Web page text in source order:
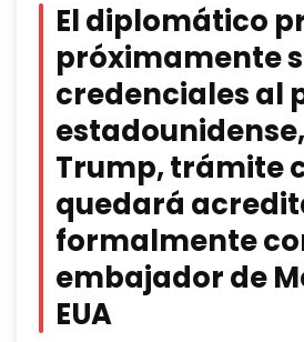
El diplomático
próximamente
credenciales al
Trump, trámite
quedará
formalmente
embajador de
EUA